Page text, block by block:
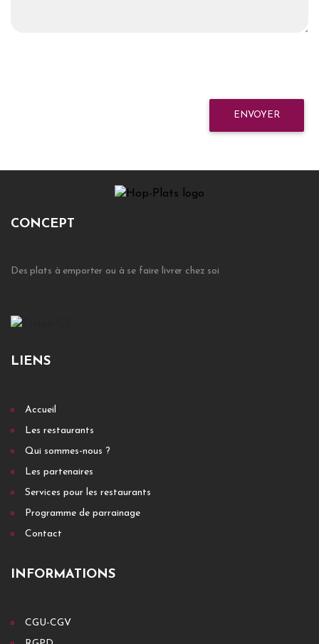
ENVOYER
CONCEPT
Des plats à emporter ou à se faire livrer chez soi
LIENS
Accueil
Les restaurants
Qui sommes-nous ?
Les partenaires
Services pour les restaurants
Programme de parrainage
Contact
INFORMATIONS
CGU-CGV